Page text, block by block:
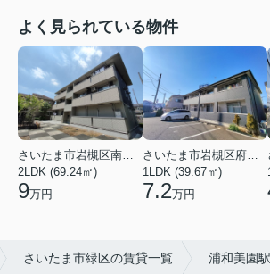
よく見られている物件
さいたま市岩槻区南平野４丁目
2LDK (69.24㎡)
9万円
さいたま市岩槻区府内１丁目
1LDK (39.67㎡)
7.2万円
さいたま市緑区の賃貸一覧 浦和美園駅